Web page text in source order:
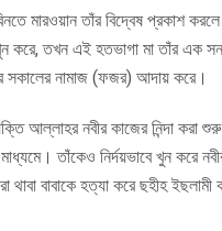
তাঁর বিদ্বেষ প্রকাশ করলে
তখন এই হতভাগা মা তাঁর এক
সকালের নামাজ (ফজর) আদায় করে।
আল্লাহর নবীর কাজের নিন্দা করা
তাঁকেও নির্দয়ভাবে খুন করে
থাবা বাবাকে হত্যা করে ছহীহ